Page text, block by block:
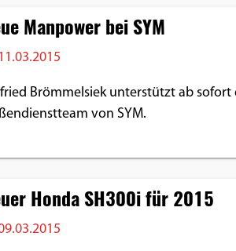
Manpower bei SYM
11.03.2015
Brömmelsiek unterstützt ab sofort
von SYM.
Honda SH300i für 2015